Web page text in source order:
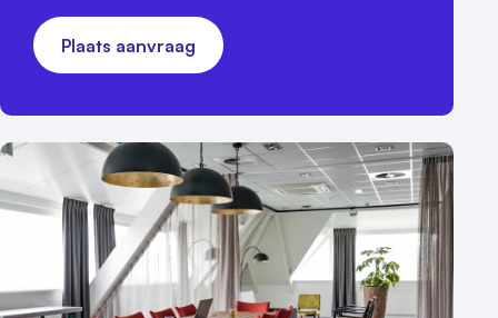
Plaats aanvraag